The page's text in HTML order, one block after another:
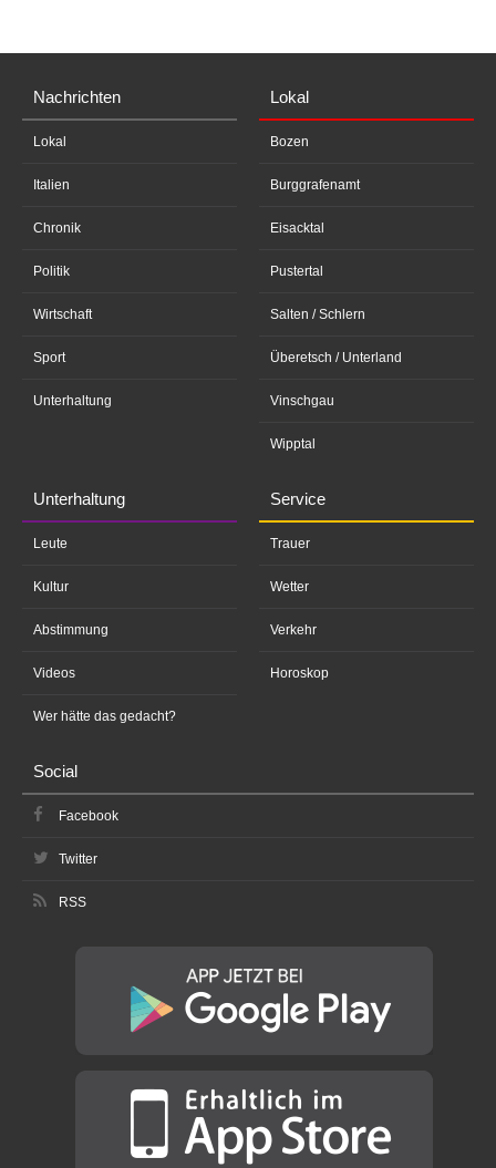
Nachrichten
Lokal
Italien
Chronik
Politik
Wirtschaft
Sport
Unterhaltung
Lokal
Bozen
Burggrafenamt
Eisacktal
Pustertal
Salten / Schlern
Überetsch / Unterland
Vinschgau
Wipptal
Unterhaltung
Leute
Kultur
Abstimmung
Videos
Wer hätte das gedacht?
Service
Trauer
Wetter
Verkehr
Horoskop
Social
Facebook
Twitter
RSS